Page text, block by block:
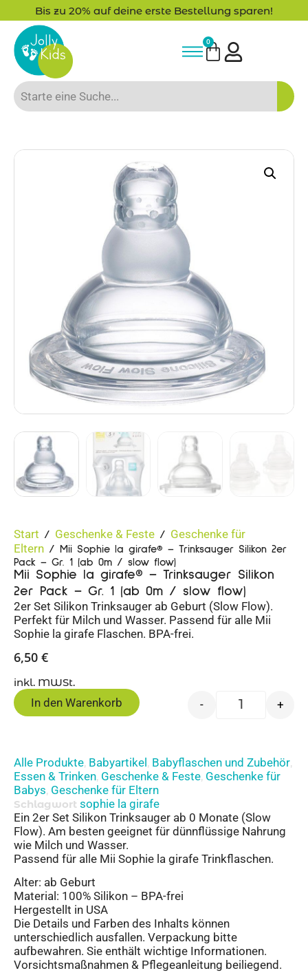
-15% Neukunden-Rabatt - NEUKUNDE15
0
Start / Geschenke & Feste / Geschenke für
Eltern / Mii Sophie la girafe® – Trinksauger Silikon 2er
Pack – Gr. 1 (ab 0m / slow flow)
Mii Sophie la girafe® – Trinksauger Silikon
2er Pack – Gr. 1 (ab 0m / slow flow)
2er Set Silikon Trinksauger ab Geburt (Slow Flow).
Perfekt für Milch und Wasser. Passend für alle Mii
Sophie la girafe Flaschen. BPA-frei.
6,50 €
inkl. MWSt.
- +
In den Warenkorb
Alle Produkte, Babyartikel, Babyflaschen und Zubehör,
Essen & Trinken, Geschenke & Feste, Geschenke für
Babys, Geschenke für Eltern
Schlagwort sophie la girafe
Ein 2er Set Silikon Trinksauger ab 0 Monate (Slow
Flow). Am besten geeignet für dünnflüssige Nahrung
wie Milch und Wasser.
Passend für alle Mii Sophie la girafe Trinkflaschen.
Alter: ab Geburt
Material: 100% Silikon – BPA-frei
Hergestellt in USA
Die Details und Farben des Inhalts können
unterschiedlich ausfallen. Verpackung bitte
aufbewahren. Sie enthält wichtige Informationen.
Vorsichtsmaßnahmen & Pflegeanleitung beiliegend.